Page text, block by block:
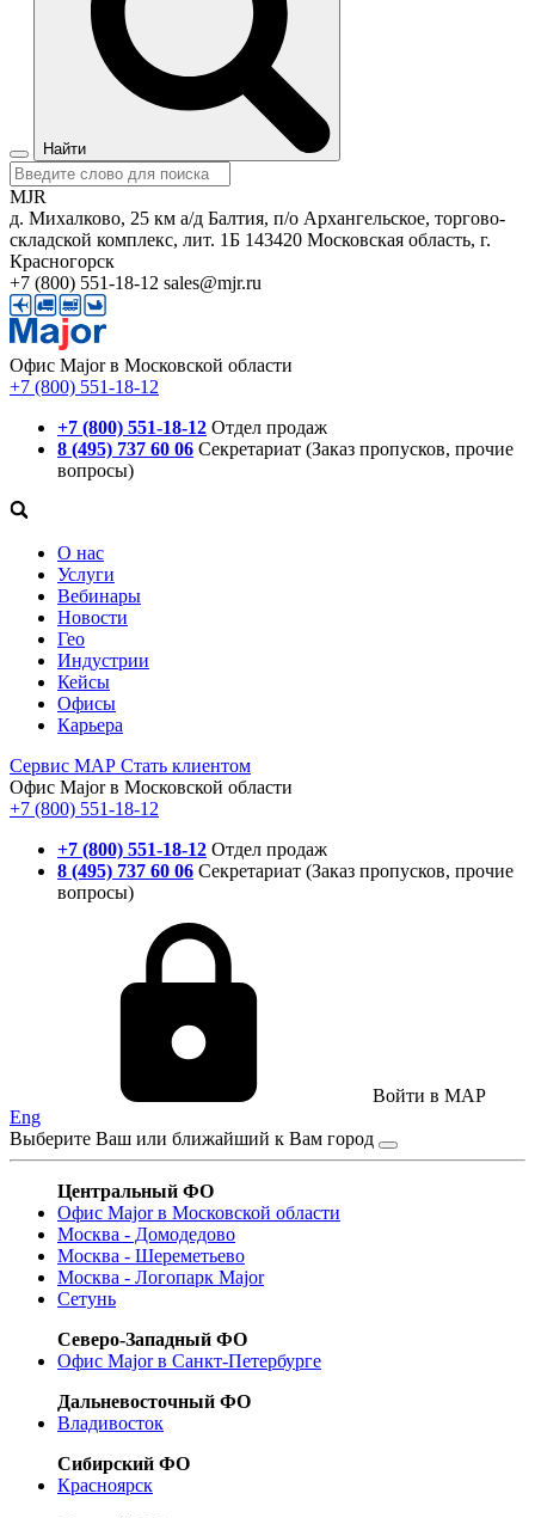
Найти
MJR
д. Михалково, 25 км а/д Балтия, п/о Архангельское, торгово-
складской комплекс, лит. 1Б 143420 Московская область, г.
Красногорск
+7 (800) 551-18-12 sales@mjr.ru
Офис Major в Московской области
+7 (800) 551-18-12
+7 (800) 551-18-12 Отдел продаж
8 (495) 737 60 06 Секретариат (Заказ пропусков, прочие
вопросы)
О нас
Услуги
Вебинары
Новости
Гео
Индустрии
Кейсы
Офисы
Карьера
Сервис МАР Стать клиентом
Офис Major в Московской области
+7 (800) 551-18-12
+7 (800) 551-18-12 Отдел продаж
8 (495) 737 60 06 Секретариат (Заказ пропусков, прочие
вопросы)
Войти в MAP
Eng
Выберите Ваш или ближайший к Вам город
Центральный ФО
Офис Major в Московской области
Москва - Домодедово
Москва - Шереметьево
Москва - Логопарк Major
Сетунь
Северо-Западный ФО
Офис Major в Санкт-Петербурге
Дальневосточный ФО
Владивосток
Сибирский ФО
Красноярск